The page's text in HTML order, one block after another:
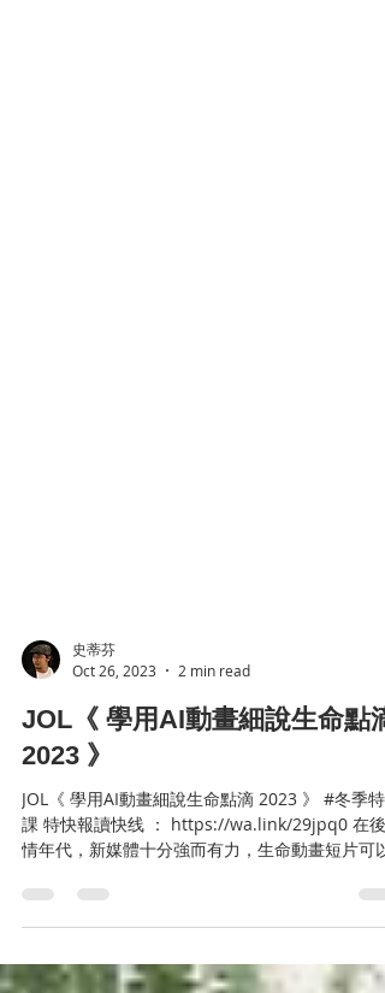
Oct 26, 2023
2 min read
JOL《 學用AI動畫細說生命點滴
2023 》
JOL《 學用AI動畫細說生命點滴 2023 》 #冬季特
情年代，新媒體十分強而有力，生命動畫短片可以
是一種宣教工具（福音載體）， 更重要的是，配上